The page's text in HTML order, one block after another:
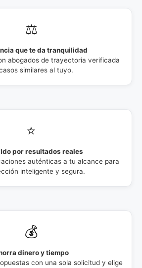
⚖️
que te da tranquilidad
abogados de trayectoria verificada
similares al tuyo.
⭐
por resultados reales
auténticas a tu alcance para
inteligente y segura.
💰
dinero y tiempo
con una sola solicitud y elige